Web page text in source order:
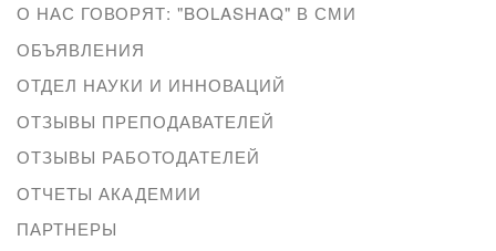
О НАС ГОВОРЯТ: "BOLASHAQ" В СМИ
ОБЪЯВЛЕНИЯ
ОТДЕЛ НАУКИ И ИННОВАЦИЙ
ОТЗЫВЫ ПРЕПОДАВАТЕЛЕЙ
ОТЗЫВЫ РАБОТОДАТЕЛЕЙ
ОТЧЕТЫ АКАДЕМИИ
ПАРТНЕРЫ